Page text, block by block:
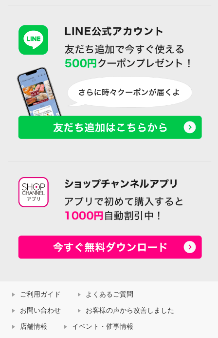
ご利用ガイド よくあるご質問
お問い合わせ お客様の声から改善しました
店舗情報 イベント・催事情報